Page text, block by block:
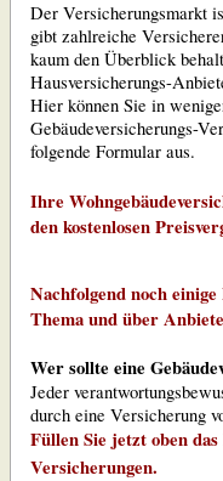
Der Versicherungsmarkt
gibt zahlreiche
kaum den Überblick
Hausversicherungs-
Hier können Sie in
Gebäudeversicherungs-
folgende Formular aus.
Ihre
den kostenlosen
Nachfolgend noch
Thema und über
Wer sollte eine
Jeder
durch eine Versicherung
Füllen Sie jetzt oben
Versicherungen.